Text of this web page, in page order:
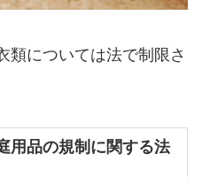
類については法で制限さ
用品の規制に関する法